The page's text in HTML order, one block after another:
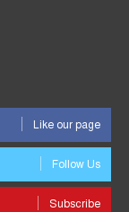
Like our page
Follow Us
Subscribe